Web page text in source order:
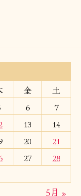
金
土
6
7
13
14
20
21
27
28
5月 »